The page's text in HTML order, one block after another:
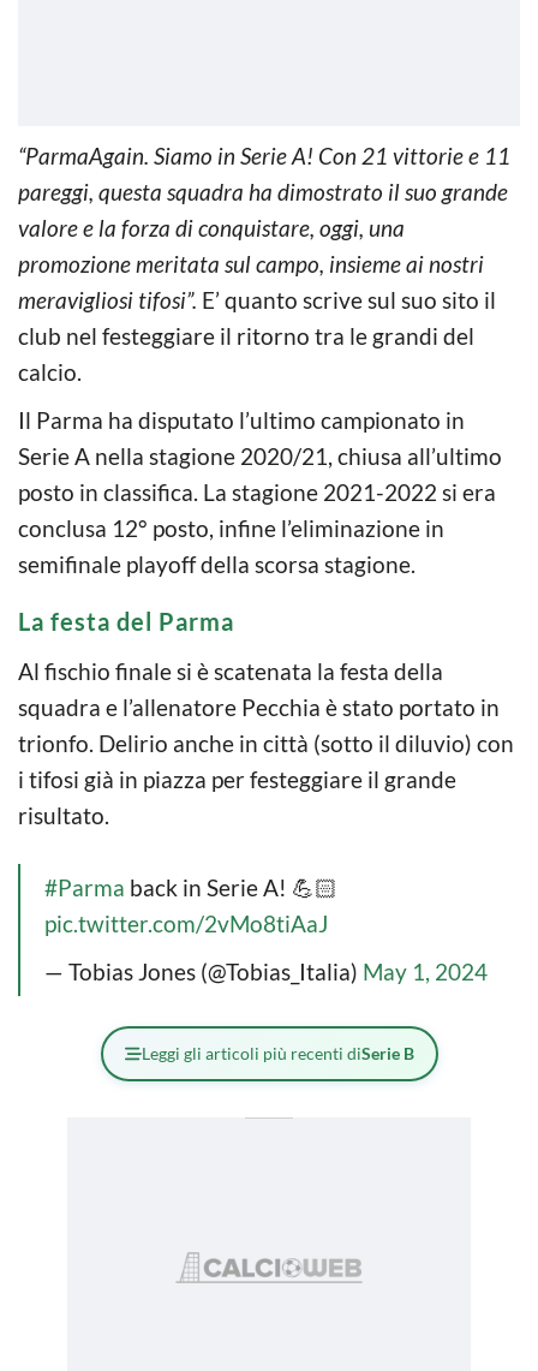
“ParmaAgain. Siamo in Serie A! Con 21 vittorie e 11
pareggi, questa squadra ha dimostrato il suo grande
valore e la forza di conquistare, oggi, una
promozione meritata sul campo, insieme ai nostri
meravigliosi tifosi”. E’ quanto scrive sul suo sito il
club nel festeggiare il ritorno tra le grandi del
calcio.
Il Parma ha disputato l’ultimo campionato in
Serie A nella stagione 2020/21, chiusa all’ultimo
posto in classifica. La stagione 2021-2022 si era
conclusa 12° posto, infine l’eliminazione in
semifinale playoff della scorsa stagione.
La festa del Parma
Al fischio finale si è scatenata la festa della
squadra e l’allenatore Pecchia è stato portato in
trionfo. Delirio anche in città (sotto il diluvio) con
i tifosi già in piazza per festeggiare il grande
risultato.
#Parma back in Serie A! 💪🏻
pic.twitter.com/2vMo8tiAaJ
— Tobias Jones (@Tobias_Italia) May 1, 2024
Leggi gli articoli più recenti diSerie B